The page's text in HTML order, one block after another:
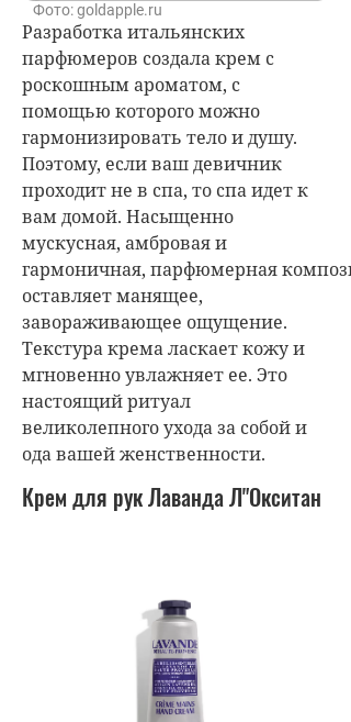
Фото: goldapple.ru
Разработка итальянских
парфюмеров создала крем с
роскошным ароматом, с
помощью которого можно
гармонизировать тело и душу.
Поэтому, если ваш девичник
проходит не в спа, то спа идет к
вам домой. Насыщенно
мускусная, амбровая и
гармоничная, парфюмерная
оставляет манящее,
завораживающее ощущение.
Текстура кремаласкает кожу и
мгновенно увлажняет ее. Это
настоящий ритуал
великолепного ухода за собой и
ода вашей женственности.
Крем для рук Лаванда Л"Окситан